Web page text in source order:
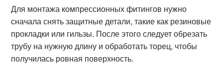
Для монтажа компрессионных фитингов нужно
сначала снять защитные детали, такие как резиновые
прокладки или гильзы. После этого следует обрезать
трубу на нужную длину и обработать торец, чтобы
получилась ровная поверхность.